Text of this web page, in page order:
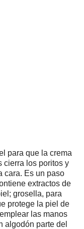
para que la crema
cierra los poritos y
cara. Es un paso
extractos de
grosella, para
protege la piel de
las manos
algodón parte del